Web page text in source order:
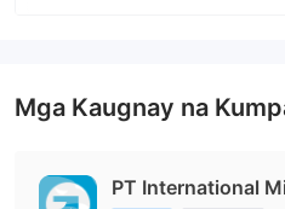
Mga Kaugnay na
PT International